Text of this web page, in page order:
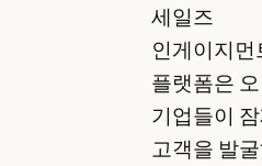
세일즈
인게이지먼
플랫폼은
기업들이
고객을 발